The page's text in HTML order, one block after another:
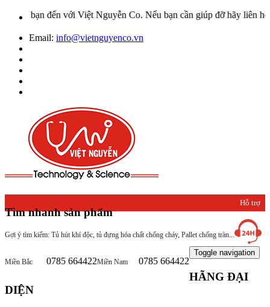
đến với Việt Nguyễn Co. Nếu bạn cần giúp đỡ hãy liên hệ với
Email: info@vietnguyenco.vn
Tìm nhanh sản phẩm
Gợi ý tìm kiếm: Tủ hút khí độc, tủ đựng hóa chất chống cháy, Pallet chống tràn...
Hỗ trợ
khách
hàng
Miền Bắc 0785 664422Miền Nam 0785 664422
Toggle navigation
HÃNG ĐẠI
DIỆN